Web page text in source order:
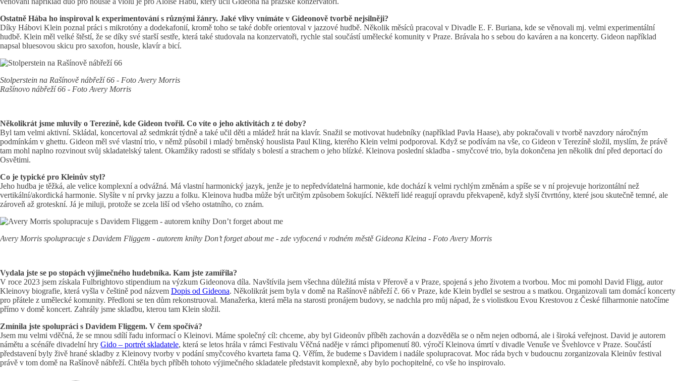
Ostatně Hába ho inspiroval k experimentování s různými žánry. Jaké vlivy vnímáte v Gideonově tvorbě nejsilněji?
Díky Hábovi Klein poznal práci s mikrotóny a dodekafonií, kromě toho se také dobře orientoval v jazzové hudbě. Několik měsíců pracoval v Divadle E. F. Buriana, kde se věnovali mj. velmi experimentální
hudbě. Klein měl velké štěstí, že se díky své starší sestře, která také studovala na konzervatoři, rychle stal součástí umělecké komunity v Praze. Brávala ho s sebou do kaváren a na koncerty. Gideon například
napsal bluesovou skicu pro saxofon, housle, klavír a bicí.
Stolperstein na Rašínově nábřeží 66 - Foto Avery Morris
Rašínovo nábřeží 66 - Foto Avery Morris
Několikrát jsme mluvily o Terezíně, kde Gideon tvořil. Co víte o jeho aktivitách z té doby?
Byl tam velmi aktivní. Skládal, koncertoval až sedmkrát týdně a také učil děti a mládež hrát na klavír. Snažil se motivovat hudebníky (například Pavla Haase), aby pokračovali v tvorbě navzdory náročným
podmínkám v ghettu. Gideon měl své vlastní trio, v němž působil i mladý brněnský houslista Paul Kling, kterého Klein velmi podporoval. Když se podívám na vše, co Gideon v Terezíně složil, myslím, že právě
tam mohl naplno rozvinout svůj skladatelský talent. Okamžiky radosti se střídaly s bolestí a strachem o jeho blízké. Kleinova poslední skladba - smyčcové trio, byla dokončena jen několik dní před deportací do
Osvětimi.
Co je typické pro Kleinův styl?
Jeho hudba je těžká, ale velice komplexní a odvážná. Má vlastní harmonický jazyk, jenže je to nepředvídatelná harmonie, kde dochází k velmi rychlým změnám a spíše se v ní projevuje horizontální než
vertikální/akordická harmonie. Slyšíte v ní prvky jazzu a folku. Kleinova hudba může být určitým způsobem šokující. Někteří lidé reagují opravdu překvapeně, když slyší čtvrttóny, které jsou skutečně temné, ale
zároveň až groteskní. Já je miluji, protože se zcela liší od všeho ostatního, co znám.
Avery Morris spolupracuje s Davidem Fliggem - autorem knihy Don’t forget about me - zde vyfocená v rodném městě Gideona Kleina - Foto Avery Morris
Vydala jste se po stopách výjimečného hudebníka. Kam jste zamířila?
V roce 2023 jsem získala Fulbrightovo stipendium na výzkum Gideonova díla. Navštívila jsem všechna důležitá místa v Přerově a v Praze, spojená s jeho životem a tvorbou. Moc mi pomohl David Fligg, autor
Kleinovy biografie, která vyšla v češtině pod názvem Dopis od Gideona. Několikrát jsem byla v domě na Rašínově nábřeží č. 66 v Praze, kde Klein bydlel se sestrou a s matkou. Organizovali tam domácí koncerty
pro přátele z umělecké komunity. Předloni se ten dům rekonstruoval. Manažerka, která měla na starosti pronájem budovy, se nadchla pro můj nápad, že s violistkou Evou Krestovou z České filharmonie natočíme
přímo v domě koncert. Zahrály jsme skladbu, kterou tam Klein složil.
Zmínila jste spolupráci s Davidem Fliggem. V čem spočívá?
Jsem mu velmi vděčná, že se mnou sdílí řadu informací o Kleinovi. Máme společný cíl: chceme, aby byl Gideonův příběh zachován a dozvěděla se o něm nejen odborná, ale i široká veřejnost. David je autorem
námětu a scénáře divadelní hry Gido – portrét skladatele, která se letos hrála v rámci Festivalu Věčná naděje v rámci připomenutí 80. výročí Kleinova úmrtí v divadle Venuše ve Švehlovce v Praze. Součástí
představení byly živě hrané skladby z Kleinovy tvorby v podání smyčcového kvarteta fama Q. Věřím, že budeme s Davidem i nadále spolupracovat. Moc ráda bych v budoucnu zorganizovala Kleinův festival
právě v tom domě na Rašínově nábřeží. Chtěla bych příběh tohoto výjimečného skladatele představit komplexně, aby bylo pochopitelné, co vše ho inspirovalo.